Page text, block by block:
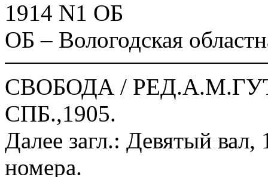
1914 N1 ОБ
ОБ – Вологодская
СВОБОДА /
СПБ.,1905.
Далее загл.: Девятый
номера.